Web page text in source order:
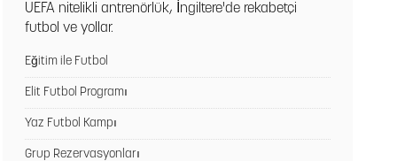
UEFA nitelikli antrenörlük, İngiltere'de rekabetçi
futbol ve yollar.
Eğitim ile Futbol
Elit Futbol Programı
Yaz Futbol Kampı
Grup Rezervasyonları